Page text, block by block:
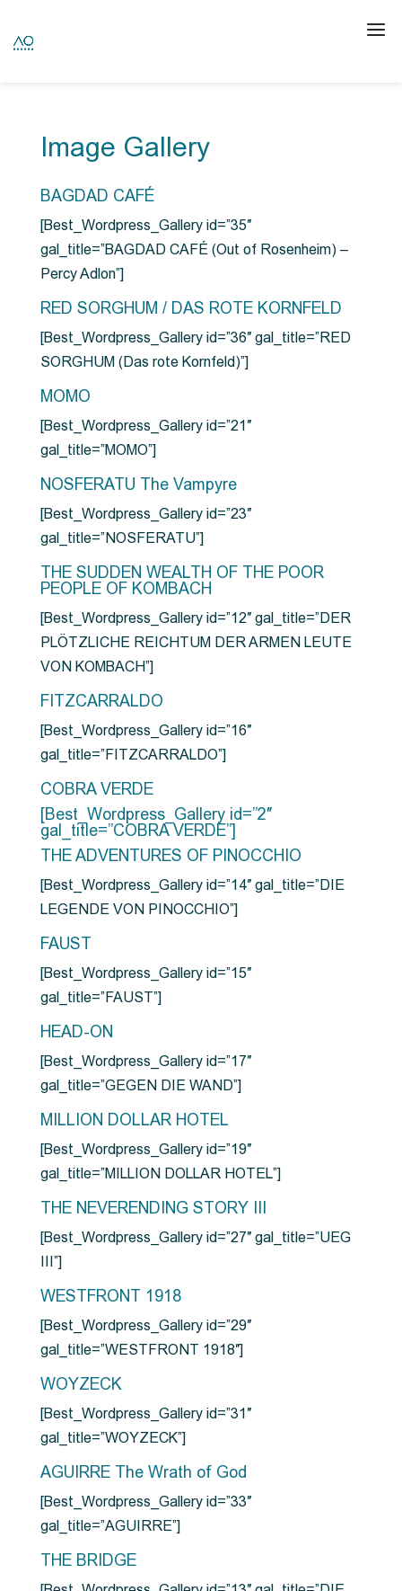
Image Gallery
BAGDAD CAFÉ
[Best_Wordpress_Gallery id=”35″
gal_title=”BAGDAD CAFÉ (Out of Rosenheim) –
Percy Adlon”]
RED SORGHUM / DAS ROTE KORNFELD
[Best_Wordpress_Gallery id=”36″ gal_title=”RED
SORGHUM (Das rote Kornfeld)”]
MOMO
[Best_Wordpress_Gallery id=”21″
gal_title=”MOMO”]
NOSFERATU The Vampyre
[Best_Wordpress_Gallery id=”23″
gal_title=”NOSFERATU”]
THE SUDDEN WEALTH OF THE POOR
PEOPLE OF KOMBACH
[Best_Wordpress_Gallery id=”12″ gal_title=”DER
PLÖTZLICHE REICHTUM DER ARMEN LEUTE
VON KOMBACH”]
FITZCARRALDO
[Best_Wordpress_Gallery id=”16″
gal_title=”FITZCARRALDO”]
COBRA VERDE
[Best_Wordpress_Gallery id=”2″
gal_title=”COBRA VERDE”]
THE ADVENTURES OF PINOCCHIO
[Best_Wordpress_Gallery id=”14″ gal_title=”DIE
LEGENDE VON PINOCCHIO”]
FAUST
[Best_Wordpress_Gallery id=”15″
gal_title=”FAUST”]
HEAD-ON
[Best_Wordpress_Gallery id=”17″
gal_title=”GEGEN DIE WAND”]
MILLION DOLLAR HOTEL
[Best_Wordpress_Gallery id=”19″
gal_title=”MILLION DOLLAR HOTEL”]
THE NEVERENDING STORY III
[Best_Wordpress_Gallery id=”27″ gal_title=”UEG
III”]
WESTFRONT 1918
[Best_Wordpress_Gallery id=”29″
gal_title=”WESTFRONT 1918″]
WOYZECK
[Best_Wordpress_Gallery id=”31″
gal_title=”WOYZECK”]
AGUIRRE The Wrath of God
[Best_Wordpress_Gallery id=”33″
gal_title=”AGUIRRE”]
THE BRIDGE